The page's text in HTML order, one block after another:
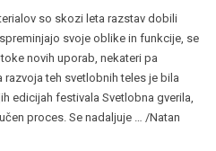
so skozi leta razstav dobili
svoje oblike in funkcije, se
novih uporab, nekateri pa
teh svetlobnih teles je bila
edicijah festivala Svetlobna gverila,
proces. Se nadaljuje … /Natan